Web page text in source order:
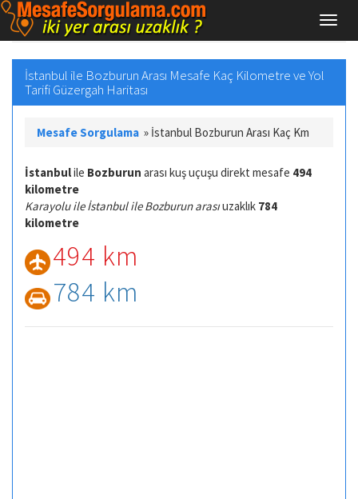
İstanbul ile Bozburun Arası Mesafe Kaç Kilometre ve Yol
Tarifi Güzergah Haritası
Mesafe Sorgulama » İstanbul Bozburun Arası Kaç Km
İstanbulile Bozburun arası kuş uçuşu direkt mesafe 494
kilometre
Karayolu ile İstanbul ile Bozburun arasıuzaklık 784
kilometre
494 km
784 km